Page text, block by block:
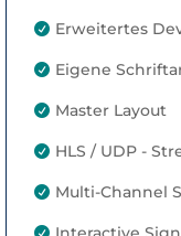
 Erweitertes
 Eigene
 Master Layout
 HLS / UDP -
 Multi-Channel